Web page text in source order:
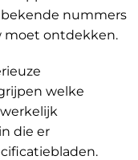
nummers
moet ontdekken.
welke
die er